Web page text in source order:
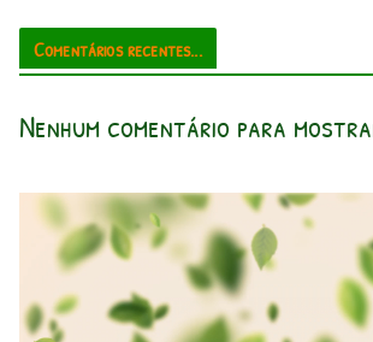
Comentários recentes...
Nenhum comentário para